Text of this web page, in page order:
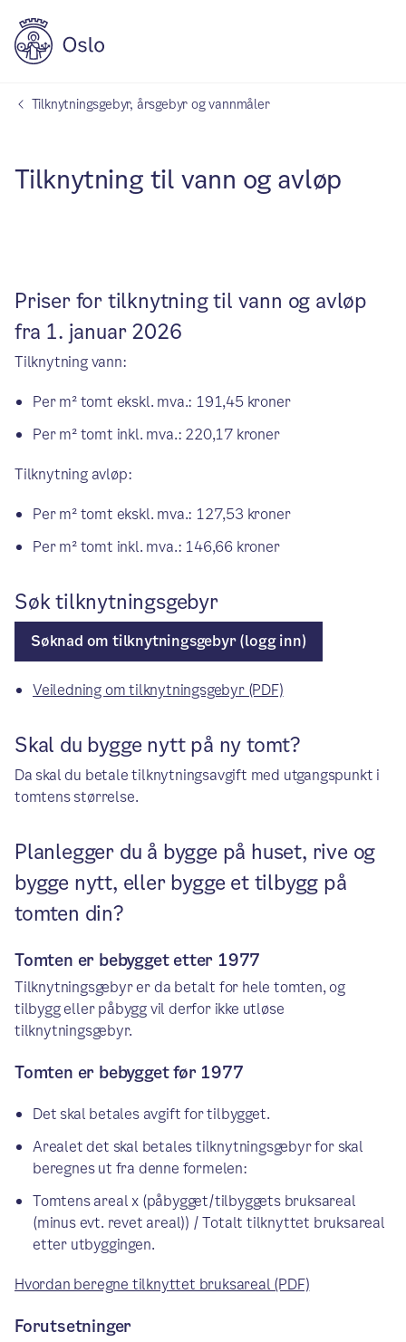
Tilknytningsgebyr, årsgebyr og vannmåler
Tilknytning til vann og avløp
Priser for tilknytning til vann og avløp
fra 1. januar 2026
Tilknytning vann:
Per m² tomt ekskl. mva.: 191,45 kroner
Per m² tomt inkl. mva.: 220,17 kroner
Tilknytning avløp:
Per m² tomt ekskl. mva.: 127,53 kroner
Per m² tomt inkl. mva.: 146,66 kroner
Søk tilknytningsgebyr
Søknad om tilknytningsgebyr (logg inn)
Veiledning om tilknytningsgebyr (PDF)
Skal du bygge nytt på ny tomt?
Da skal du betale tilknytningsavgift med utgangspunkt i
tomtens størrelse.
Planlegger du å bygge på huset, rive og
bygge nytt, eller bygge et tilbygg på
tomten din?
Tomten er bebygget etter 1977
Tilknytningsgebyr er da betalt for hele tomten, og
tilbygg eller påbygg vil derfor ikke utløse
tilknytningsgebyr.
Tomten er bebygget før 1977
Det skal betales avgift for tilbygget.
Arealet det skal betales tilknytningsgebyr for skal
beregnes ut fra denne formelen:
Tomtens areal x (påbygget/tilbyggets bruksareal
(minus evt. revet areal)) / Totalt tilknyttet bruksareal
etter utbyggingen.
Hvordan beregne tilknyttet bruksareal (PDF)
Forutsetninger